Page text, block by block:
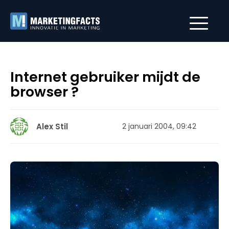
Internet gebruiker mijdt de
browser ?
Alex Stil 2 januari 2004, 09:42